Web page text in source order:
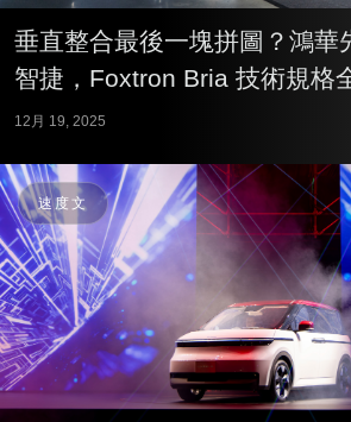
垂直整合最後一塊拼圖？鴻華
智捷，Foxtron Bria 技術規格
12月 19, 2025
速度文